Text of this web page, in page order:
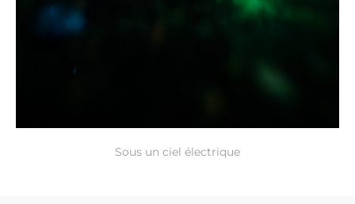
Sous un ciel électrique